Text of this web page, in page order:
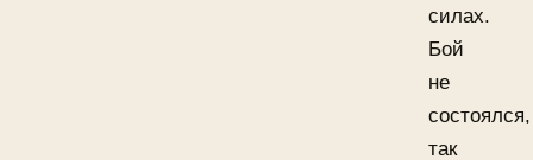
силах.
Бой
не
состоялся,
так